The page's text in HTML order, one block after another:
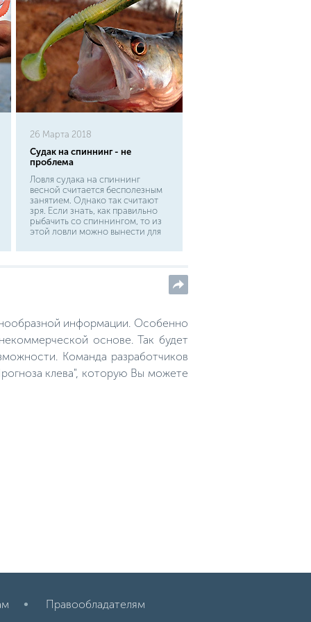
26 Марта 2018
Судак на спиннинг - не
проблема
Ловля судака на спиннинг
весной считается бесполезным
занятием. Однако так считают
зря. Если знать, как правильно
рыбачить со спиннингом, то из
этой ловли можно вынести для
плюсов, которые будут
статью и почерпнуть из неё
много нового!
информации. Особенно
основе. Так будет
Команда разработчиков
клева", которую Вы можете
Правообладателям